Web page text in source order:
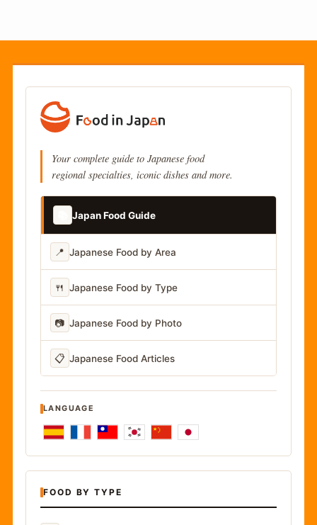
Your complete guide to Japanese food
regional specialties, iconic dishes and more.
Japan Food Guide
📍 Japanese Food by Area
🍴 Japanese Food by Type
📷 Japanese Food by Photo
📋 Japanese Food Articles
LANGUAGE
FOOD BY TYPE